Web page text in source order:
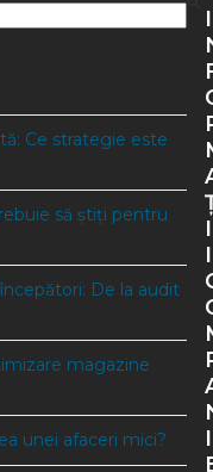
Ce strategie este
să știți pentru
De la audit
magazine
unei afaceri mici?
I
I
I
I